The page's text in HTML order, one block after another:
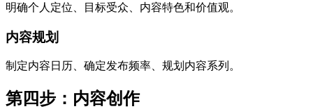
明确个人定位、目标受众、内容特色和价值观。
内容规划
制定内容日历、确定发布频率、规划内容系列。
第四步：内容创作